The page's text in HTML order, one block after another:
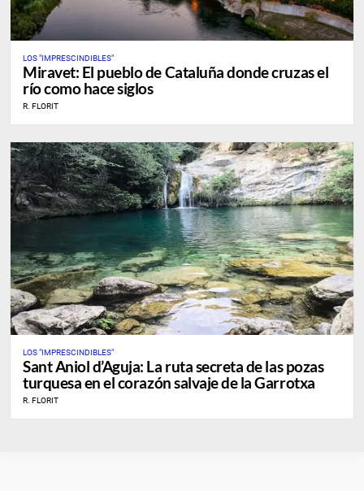
LOS "IMPRESCINDIBLES"
Miravet: El pueblo de Cataluña donde cruzas el
río como hace siglos
R. FLORIT
LOS "IMPRESCINDIBLES"
Sant Aniol d’Aguja: La ruta secreta de las pozas
turquesa en el corazón salvaje de la Garrotxa
R. FLORIT